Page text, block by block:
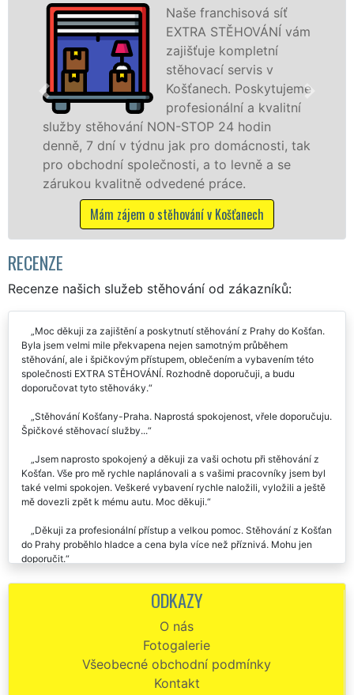
vám
kvalitní
tak
a se
stěhovací
speciální
technikou.
služby zajišťujeme domácnostem i
celém okresu Teplice se zárukou
franchisové sítě EXTRA STĚHOVÁNÍ.
Nabízíme stěhovací služby NON-
včetně víkendů a svátků bez
Mám zájem o stěhovací služby v
RECENZE
Recenze našich služeb stěhování od zákazníků:
Moc děkuji za zajištění a poskytnutí stěhování z Prahy do Košťan.
Byla jsem velmi mile překvapena nejen samotným průběhem
stěhování, ale i špičkovým přístupem, oblečením a vybavením této
společnosti EXTRA STĚHOVÁNÍ. Rozhodně doporučuji, a budu
Stěhování Košťany-Praha. Naprostá spokojenost, vřele doporučuju.
Jsem naprosto spokojený a děkuji za vaši ochotu při stěhování z
Košťan. Vše pro mě rychle naplánovali a s vašimi pracovníky jsem byl
také velmi spokojen. Veškeré vybavení rychle naložili, vyložili a ještě
Děkuji za profesionální přístup a velkou pomoc. Stěhování z Košťan
do Prahy proběhlo hladce a cena byla více než příznivá. Mohu jen
Již dvakrát jsem se stěhovala s touto společností. Vždy naprostá
spokojenost. Ochotní, velmi pracovití, naprosto spolehliví. Skutečně je
poznat, že se jedná o stěhováky profesionály. Jednoznačně
EXTRA STĚHOVÁNÍ mohu doporučit! Byla jsem příjemně
překvapena, jak byl celý team stěhováků super ochotný, milý a celé
ODKAZY
O nás
Fotogalerie
Všeobecné obchodní podmínky